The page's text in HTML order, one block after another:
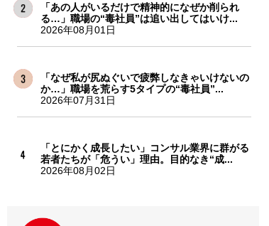
「あの人がいるだけで精神的になぜか削られ
る…」職場の“毒社員”は追い出してはいけ...
2026年08月01日
「なぜ私が尻ぬぐいで疲弊しなきゃいけないの
か…」職場を荒らす5タイプの“毒社員”...
2026年07月31日
「とにかく成長したい」コンサル業界に群がる
若者たちが「危うい」理由。目的なき“成...
2026年08月02日